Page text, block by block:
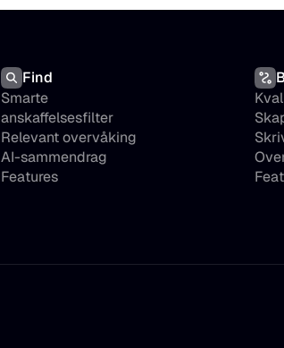
Find
Smarte
anskaffelsesfilter
Relevant overvåking
AI-sammendrag
Features